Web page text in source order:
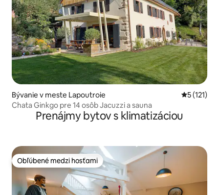
Bývanie v meste Lapoutroie Priemerné
5 (121)
Chata Ginkgo pre 14 osôb Jacuzzi a sauna
Prenájmy bytov s klimatizáciou
Obľúbené medzi hosťami
Obľúbené medzi hosťami